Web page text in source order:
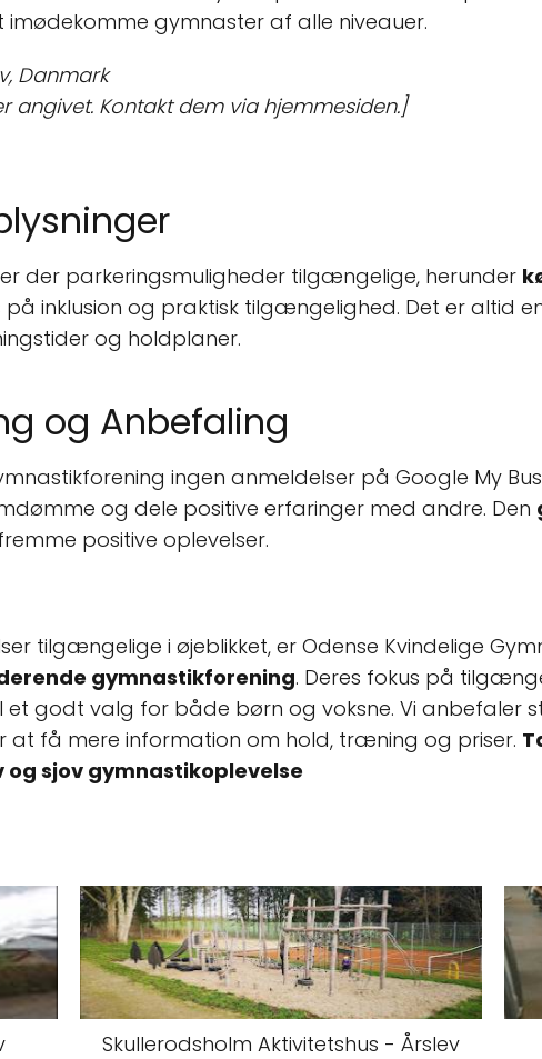
gymnaster af alle niveauer.
Danmark
angivet. Kontakt dem via hjemmesiden.]
der parkeringsmuligheder tilgængelige, herunder
inklusion og praktisk tilgængelighed. Det er altid
og holdplaner.
og Anbefaling
ingen anmeldelser på Google My
og dele positive erfaringer med andre. Den
positive oplevelser.
tilgængelige i øjeblikket, er Odense Kvindelige
gymnastikforening. Deres fokus på
et godt valg for både børn og voksne. Vi anbefaler
at få mere information om hold, træning og priser.
sjov gymnastikoplevelse
Skullerodsholm Aktivitetshus - Årslev